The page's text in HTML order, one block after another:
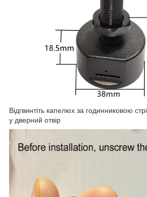
Відгвинтіть капелюх за годинниковою
у дверний отвір